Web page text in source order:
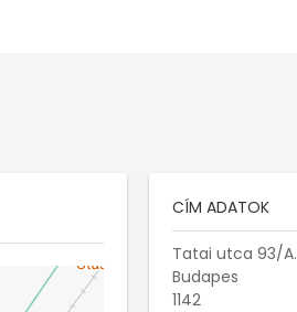
CÍM ADATOK
Tatai utca 93/A.
Budapes
1142